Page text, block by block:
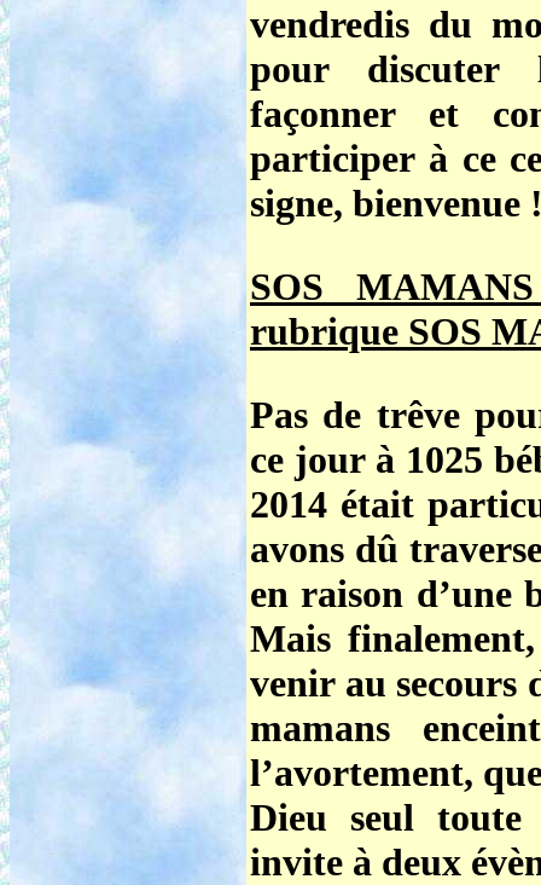
vendredis du
pour discuter
façonner et
participer à ce
signe, bienvenue
SOS
rubrique SOS
Pas de trêve
ce jour à 1025
2014 était
avons dû
en raison d’une
Mais
venir au secours
mamans
l’avortement,
Dieu seul toute
invite à deux